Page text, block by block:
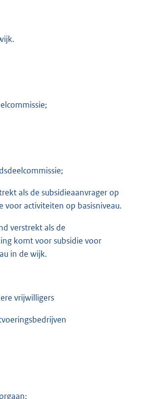
als de subsidieaanvrager op
voor activiteiten op basisniveau.
verstrekt als de
komt voor subsidie voor
in de wijk.
vrijwilligers